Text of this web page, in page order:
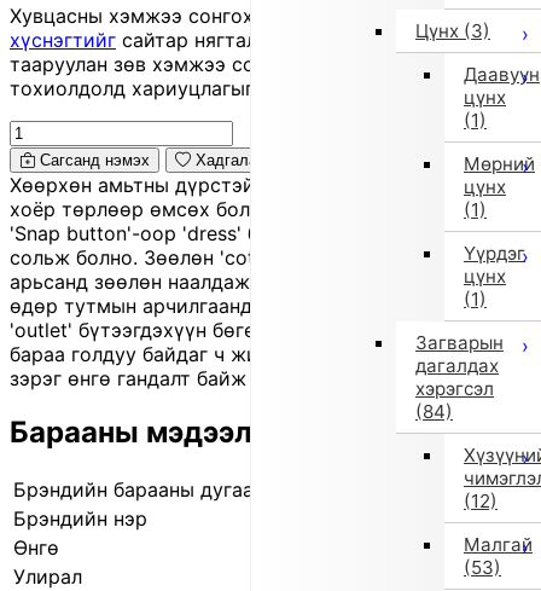
Цүнх (3)
Даавуун
цүнх
(1)
Мөрний
цүнх
(1)
Үүрдэг
цүнх
(1)
Загварын
дагалдах
хэрэгсэл
(84)
(12)
Малгай
(53)
Хувцасны хэмжээ сонгохдоо
хэмжээ сонгох
хүснэгтийг сайтар нягталж, биеийн хэмжээтэйгээ
тааруулан зөв хэмжээ сонгоно уу, хувцас таарахгүй
тохиолдолд хариуцлагыг захиалагч өөрөө хүлээнэ.
Сагсанд нэмэх Хадгалах
Хөөрхөн амьтны дүрстэй, судалтай хээтэй нярайн
хоёр төрлөөр өмсөх боломжтой 'two-way all' хувцас.
'Snap button'-оор 'dress' болон 'coverall' хэлбэрт
сольж болно. Зөөлөн 'cotton' материал нь хүүхдийн
арьсанд зөөлөн наалдаж, өмсгөх, солиход хялбар тул
өдөр тутмын арчилгаанд тохиромжтой. Энэ нь
'outlet' бүтээгдэхүүн бөгөөд улирлын үлдэгдэл шинэ
бараа голдуу байдаг ч жижиг зураас, үрчлээ, бага
зэрэг өнгө гандалт байж болзошгүй. Өнгө: ягаан.
Барааны мэдээлэл
Брэндийн барааны дугаар
Брэндийн нэр
Өнгө
Улирал
2025 оны намар/өвөл